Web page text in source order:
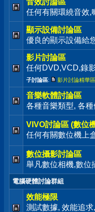
音效討論區
任何有關環繞音效,
顯示設備討論區
優良的顯示設備給
影片討論區
任何DVD,VCD,錄
子討論區: 影片討論精華區
音樂軟體討論區
各種音樂類型, 各
VIVO討論區 (數位
任何有關數位機上
數位攝影討論區
舉凡數位相機,數位
電腦硬體討論群組
效能極限
測試數據, 效能追